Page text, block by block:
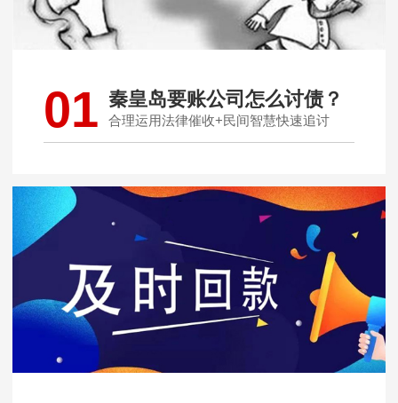
01 秦皇岛要账公司怎么讨债？
合理运用法律催收+民间智慧快速追讨